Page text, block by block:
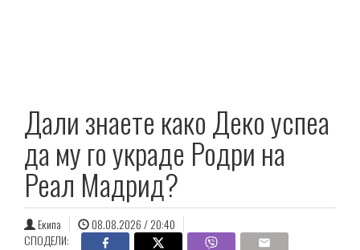
Дали знаете како Деко успеа
да му го украде Родри на
Реал Мадрид?
Екипа
08.08.2026 / 20:40
СПОДЕЛИ: